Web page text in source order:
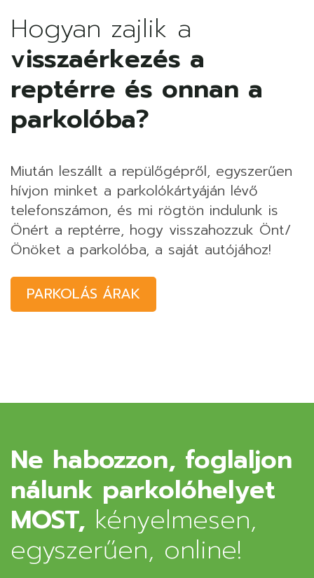
Hogyan zajlik a
visszaérkezés a
reptérre és onnan a
parkolóba?
Miután leszállt a repülőgépről, egyszerűen
hívjon minket a parkolókártyáján lévő
telefonszámon, és mi rögtön indulunk is
Önért a reptérre, hogy visszahozzuk Önt/
Önöket a parkolóba, a saját autójához!
PARKOLÁS ÁRAK
Ne habozzon, foglaljon
nálunk parkolóhelyet
MOST, kényelmesen,
egyszerűen, online!